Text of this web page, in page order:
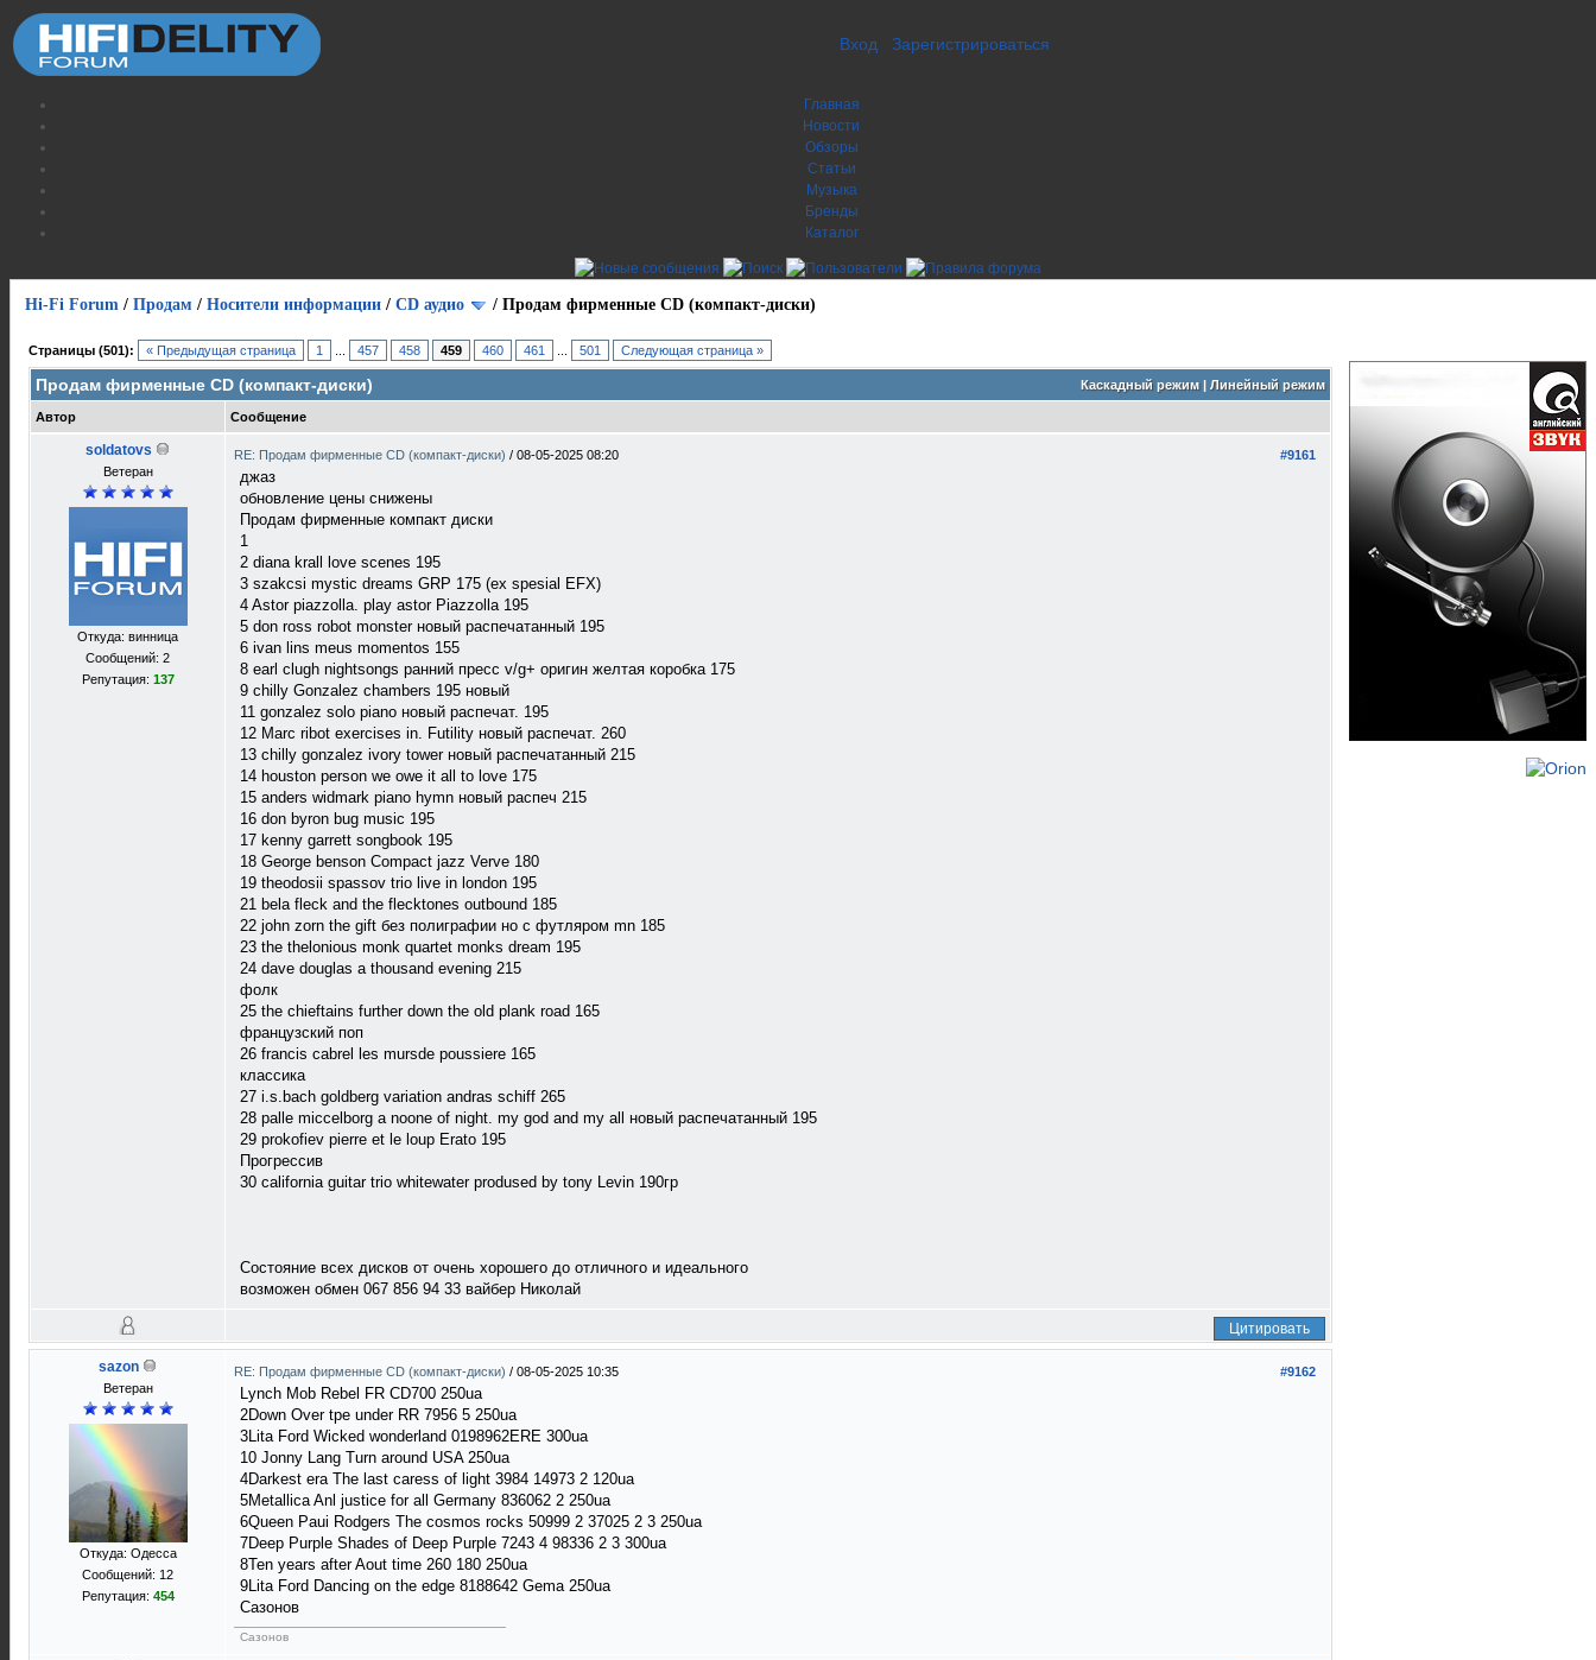
Вход Зарегистрироваться
Главная
Новости
Обзоры
Статьи
Музыка
Бренды
Каталог
Hi-Fi Forum / Продам / Носители информации / СD аудио / Продам фирменные CD (компакт-диски)
Страницы (501): « Предыдущая страница 1 457 458 459 460 461 501 Следующая страница »
Каскадный режим| Линейный режим
Продам фирменные CD (компакт-диски)
Автор Сообщение
soldatovs
Ветеран
Откуда: винница
Сообщений: 2
Репутация: 137
#9161
RE: Продам фирменные CD (компакт-диски) / 08-05-2025 08:20
джаз
обновление цены снижены
Продам фирменные компакт диски
1
2 diana krall love scenes 195
3 szakcsi mystic dreams GRP 175 (ex spesial EFX)
4 Astor piazzolla. play astor Piazzolla 195
5 don ross robot monster новый распечатанный 195
6 ivan lins meus momentos 155
8 earl clugh nightsongs ранний пресс v/g+ оригин желтая коробка 175
9 chilly Gonzalez chambers 195 новый
11 gonzalez solo piano новый распечат. 195
12 Marc ribot exercises in. Futility новый распечат. 260
13 chilly gonzalez ivory tower новый распечатанный 215
14 houston person we owe it all to love 175
15 anders widmark piano hymn новый распеч 215
16 don byron bug music 195
17 kenny garrett songbook 195
18 George benson Compact jazz Verve 180
19 theodosii spassov trio live in london 195
21 bela fleck and the flecktones outbound 185
22 john zorn the gift без полиграфии но с футляром mn 185
23 the thelonious monk quartet monks dream 195
24 dave douglas a thousand evening 215
фолк
25 the chieftains further down the old plank road 165
французский поп
26 francis cabrel les mursde poussiere 165
классика
27 i.s.bach goldberg variation andras schiff 265
28 palle miccelborg a noone of night. my god and my all новый распечатанный 195
29 prokofiev pierre et le loup Erato 195
Прогрессив
30 california guitar trio whitewater prodused by tony Levin 190гр
Состояние всех дисков от очень хорошего до отличного и идеального
возможен обмен 067 856 94 33 вайбер Николай
Цитировать
sazon
Ветеран
Откуда: Одесса
Сообщений: 12
Репутация: 454
#9162
RE: Продам фирменные CD (компакт-диски) / 08-05-2025 10:35
Lynch Mob Rebel FR CD700 250ua
2Down Over tpe under RR 7956 5 250ua
3Lita Ford Wicked wonderland 0198962ERE 300ua
10 Jonny Lang Turn around USA 250ua
4Darkest era The last caress of light 3984 14973 2 120ua
5Metallica Anl justice for all Germany 836062 2 250ua
6Queen Paui Rodgers The cosmos rocks 50999 2 37025 2 3 250ua
7Deep Purple Shades of Deep Purple 7243 4 98336 2 3 300ua
8Ten years after Aout time 260 180 250ua
9Lita Ford Dancing on the edge 8188642 Gema 250ua
Сазонов
Сазонов